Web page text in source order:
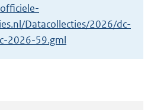
Datacollecties/2026/dc-
2026-59.gml